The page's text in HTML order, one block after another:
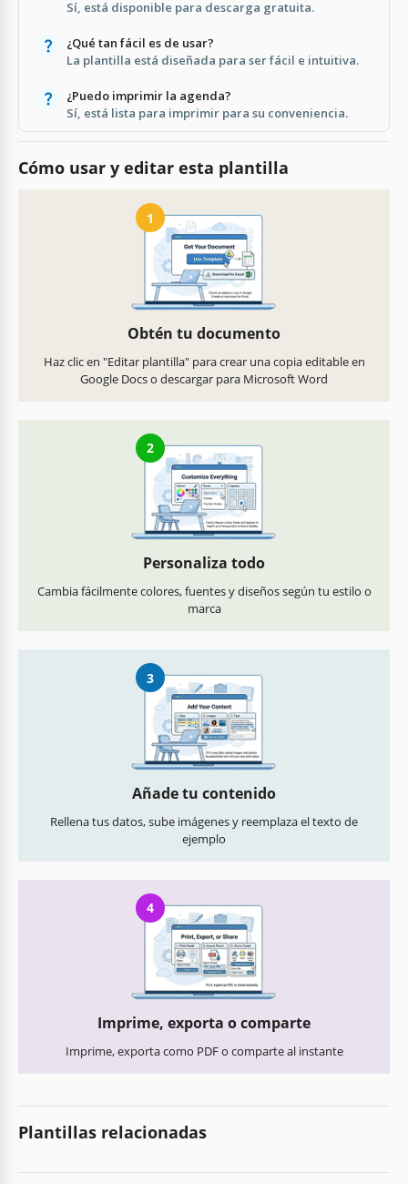
Sí, está disponible para descarga gratuita.
¿Qué tan fácil es de usar?
La plantilla está diseñada para ser fácil e intuitiva.
¿Puedo imprimir la agenda?
Sí, está lista para imprimir para su conveniencia.
Cómo usar y editar esta plantilla
1
Obtén tu documento
Haz clic en "Editar plantilla" para crear una copia editable en
Google Docs o descargar para Microsoft Word
2
Personaliza todo
Cambia fácilmente colores, fuentes y diseños según tu estilo o
marca
3
Añade tu contenido
Rellena tus datos, sube imágenes y reemplaza el texto de
ejemplo
4
Imprime, exporta o comparte
Imprime, exporta como PDF o comparte al instante
Plantillas relacionadas